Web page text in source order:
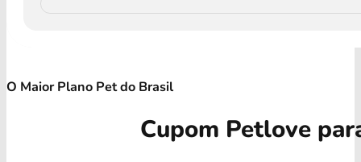
O Maior Plano Pet do Brasil
Cupom Petlove